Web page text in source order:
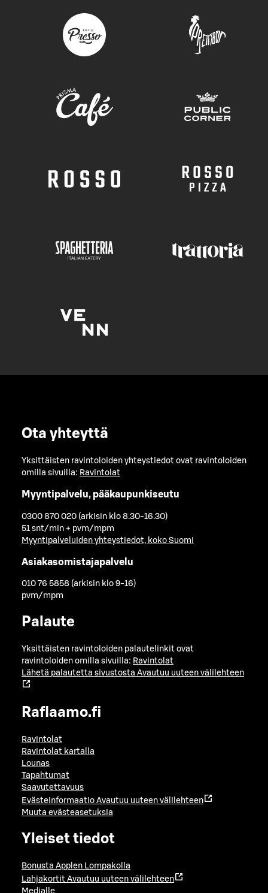
Ota yhteyttä
Yksittäisten ravintoloiden yhteystiedot ovat ravintoloiden
omilla sivuilla: Ravintolat
Myyntipalvelu, pääkaupunkiseutu
0300 870 020 (arkisin klo 8.30-16.30)
51 snt/min + pvm/mpm
Myyntipalveluiden yhteystiedot, koko Suomi
Asiakasomistajapalvelu
010 76 5858 (arkisin klo 9-16)
pvm/mpm
Palaute
Yksittäisten ravintoloiden palautelinkit ovat
ravintoloiden omilla sivuilla: Ravintolat
Lähetä palautetta sivustosta Avautuu uuteen välilehteen
Raflaamo.fi
Ravintolat
Ravintolat kartalla
Lounas
Tapahtumat
Saavutettavuus
Evästeinformaatio Avautuu uuteen välilehteen
Muuta evästeasetuksia
Yleiset tiedot
Bonusta Applen Lompakolla
Lahjakortit Avautuu uuteen välilehteen
Medialle